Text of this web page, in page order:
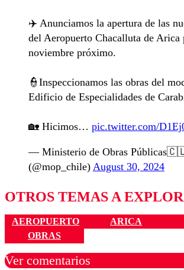
✈️ Anunciamos la apertura de las
del Aeropuerto Chacalluta de Arica
noviembre próximo.
👮Inspeccionamos las obras del
Edificio de Especialidades de
🏡 Hicimos… pic.twitter.com/
— Ministerio de Obras
(@mop_chile) August 30, 2024
OTROS TEMAS A
AEROPUERTO ARICA
OBRAS
Ver comentarios